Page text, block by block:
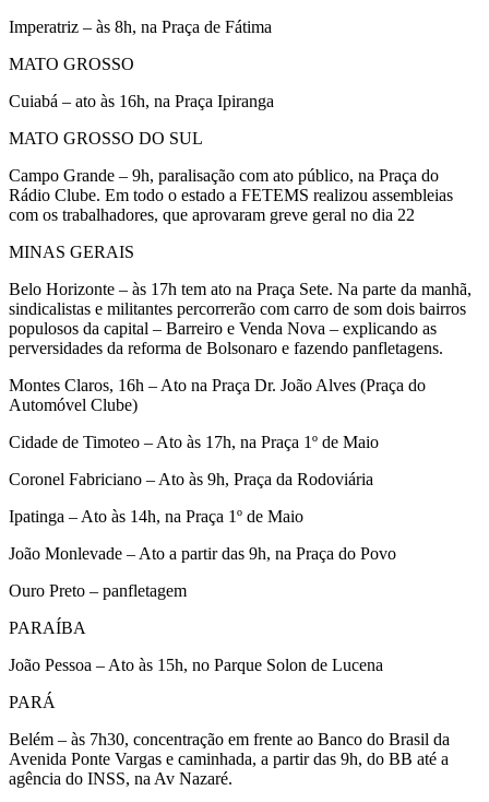
Imperatriz – às 8h, na Praça de Fátima
MATO GROSSO
Cuiabá – ato às 16h, na Praça Ipiranga
MATO GROSSO DO SUL
Campo Grande – 9h, paralisação com ato público, na Praça do
Rádio Clube. Em todo o estado a FETEMS realizou assembleias
com os trabalhadores, que aprovaram greve geral no dia 22
MINAS GERAIS
Belo Horizonte – às 17h tem ato na Praça Sete. Na parte da manhã,
sindicalistas e militantes percorrerão com carro de som dois bairros
populosos da capital – Barreiro e Venda Nova – explicando as
perversidades da reforma de Bolsonaro e fazendo panfletagens.
Montes Claros, 16h – Ato na Praça Dr. João Alves (Praça do
Automóvel Clube)
Cidade de Timoteo – Ato às 17h, na Praça 1º de Maio
Coronel Fabriciano – Ato às 9h, Praça da Rodoviária
Ipatinga – Ato às 14h, na Praça 1º de Maio
João Monlevade – Ato a partir das 9h, na Praça do Povo
Ouro Preto – panfletagem
PARAÍBA
João Pessoa – Ato às 15h, no Parque Solon de Lucena
PARÁ
Belém – às 7h30, concentração em frente ao Banco do Brasil da
Avenida Ponte Vargas e caminhada, a partir das 9h, do BB até a
agência do INSS, na Av Nazaré.